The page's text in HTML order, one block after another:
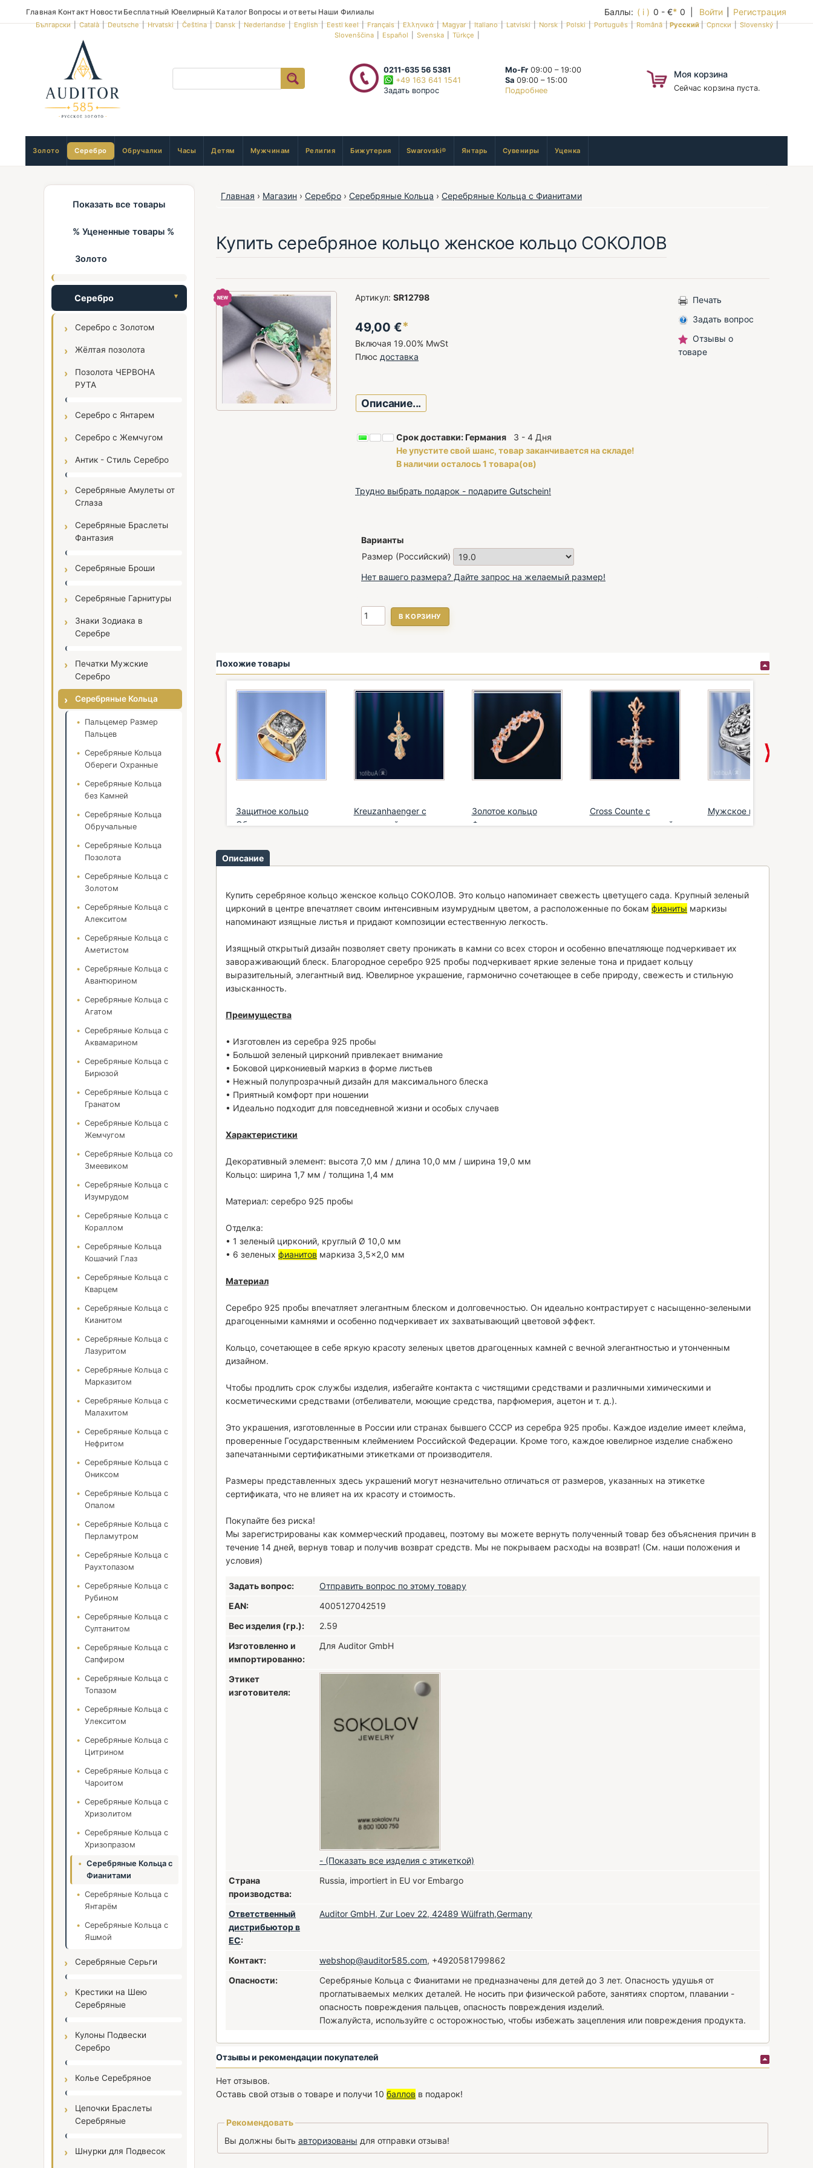
Главная Контакт Новости Бесплатный Ювелирный Каталог Вопросы и ответы Наши Филиалы Баллы: ( i ) 0 - €* 0 | Войти Регистрация
Български|Català|Deutsche|Hrvatski|Čeština|Dansk|Nederlandse|English|Eesti keel|Français|Ελληνικά|Magyar|Italiano|Latviski|Norsk|Polski|Português|Română|Русский|Српски|Slovenský|
Slovenščina
Español Svenska Türkçe
0211-635 56 5381
+49 163 641 1541
Задать вопрос
Mo-Fr09:00 – 19:00
Sa09:00 – 15:00
Подробнее
Моя корзина
Сейчас корзина пуста.
Золото Серебро Обручалки Часы Детям Мужчинам Религия Бижутерия Swarovski® Янтарь Сувениры Уценка
Показать все товары
% Уцененные товары %
Золото
Серебро
Серебро с Золотом
Жёлтая позолота
Позолота ЧЕРВОНА
РУТА
Серебро с Янтарем
Серебро с Жемчугом
Антик - Стиль Серебро
Серебряные Амулеты от
Сглаза
Серебряные Браслеты
Фантазия
Серебряные Броши
Серебряные Гарнитуры
Знаки Зодиака в
Серебре
Печатки Мужские
Серебро
Серебряные Кольца
Пальцемер Размер
Пальцев
Серебряные Кольца
Обереги Охранные
Серебряные Кольца
без Камней
Серебряные Кольца
Обручальные
Серебряные Кольца
Позолота
Серебряные Кольца с
Золотом
Серебряные Кольца с
Алекситом
Серебряные Кольца с
Аметистом
Серебряные Кольца с
Авантюрином
Серебряные Кольца с
Агатом
Серебряные Кольца с
Аквамарином
Серебряные Кольца с
Бирюзой
Серебряные Кольца с
Гранатом
Серебряные Кольца с
Жемчугом
Серебряные Кольца со
Змеевиком
Серебряные Кольца с
Изумрудом
Серебряные Кольца с
Кораллом
Серебряные Кольца
Кошачий Глаз
Серебряные Кольца с
Кварцем
Серебряные Кольца с
Кианитом
Серебряные Кольца с
Лазуритом
Серебряные Кольца с
Марказитом
Серебряные Кольца с
Малахитом
Серебряные Кольца с
Нефритом
Серебряные Кольца с
Ониксом
Серебряные Кольца с
Опалом
Серебряные Кольца с
Перламутром
Серебряные Кольца с
Раухтопазом
Серебряные Кольца с
Рубином
Серебряные Кольца с
Султанитом
Серебряные Кольца с
Сапфиром
Серебряные Кольца с
Топазом
Серебряные Кольца с
Улекситом
Серебряные Кольца с
Цитрином
Серебряные Кольца с
Чароитом
Серебряные Кольца с
Хризолитом
Серебряные Кольца с
Хризопразом
Серебряные Кольца с
Фианитами
Серебряные Кольца с
Янтарём
Серебряные Кольца с
Яшмой
Серебряные Серьги
Крестики на Шею
Серебряные
Кулоны Подвески
Серебро
Колье Серебряное
Цепочки Браслеты
Серебряные
Шнурки для Подвесок
Главная › Магазин › Серебро › Серебряные Кольца › Серебряные Кольца с Фианитами
Купить серебряное кольцо женское кольцо СОКОЛОВ
Артикул: SR12798
49,00 €*
Включая 19.00% MwSt
Плюс доставка
Описание...
Срок доставки: Германия 3 - 4 Дня
Не упустите свой шанс, товар заканчивается на складе!
В наличии осталось 1 товара(ов)
Трудно выбрать подарок - подарите Gutschein!
Печать
Задать вопрос
Отзывы о
товаре
Варианты
Размер (Российский)
Нет вашего размера? Дайте запрос на желаемый размер!
В КОРЗИНУ
Похожие товары
цирконией и распя...
Кольцо с гематитом
10,00 €
Защитное кольцо
Оберег из позоло...
Kreuzanhaenger с
цирконией и рас...
Золотое кольцо
Фианиты
Cross Counte с
цирконием русский...
Мужское кольцо из
русского сереб...
Описание
Купить серебряное кольцо женское кольцо СОКОЛОВ. Это кольцо напоминает свежесть цветущего сада. Крупный зеленый
цирконий в центре впечатляет своим интенсивным изумрудным цветом, а расположенные по бокам фианиты маркизы
напоминают изящные листья и придают композиции естественную легкость.
Изящный открытый дизайн позволяет свету проникать в камни со всех сторон и особенно впечатляюще подчеркивает их
завораживающий блеск. Благородное серебро 925 пробы подчеркивает яркие зеленые тона и придает кольцу
выразительный, элегантный вид. Ювелирное украшение, гармонично сочетающее в себе природу, свежесть и стильную
изысканность.
Преимущества
• Изготовлен из серебра 925 пробы
• Большой зеленый цирконий привлекает внимание
• Боковой циркониевый маркиз в форме листьев
• Нежный полупрозрачный дизайн для максимального блеска
• Приятный комфорт при ношении
• Идеально подходит для повседневной жизни и особых случаев
Характеристики
Декоративный элемент: высота 7,0 мм / длина 10,0 мм / ширина 19,0 мм
Кольцо: ширина 1,7 мм / толщина 1,4 мм
Материал: серебро 925 пробы
Отделка:
• 1 зеленый цирконий, круглый Ø 10,0 мм
• 6 зеленых фианитов маркиза 3,5×2,0 мм
Материал
Серебро 925 пробы впечатляет элегантным блеском и долговечностью. Он идеально контрастирует с насыщенно-зелеными
драгоценными камнями и особенно подчеркивает их захватывающий цветовой эффект.
Кольцо, сочетающее в себе яркую красоту зеленых цветов драгоценных камней с вечной элегантностью и утонченным
дизайном.
Чтобы продлить срок службы изделия, избегайте контакта с чистящими средствами и различными химическими и
косметическими средствами (отбеливатели, моющие средства, парфюмерия, ацетон и т. д.).
Это украшения, изготовленные в России или странах бывшего СССР из серебра 925 пробы. Каждое изделие имеет клейма,
проверенные Государственным клеймением Российской Федерации. Кроме того, каждое ювелирное изделие снабжено
запечатанными сертификатными этикетками от производителя.
Размеры представленных здесь украшений могут незначительно отличаться от размеров, указанных на этикетке
сертификата, что не влияет на их красоту и стоимость.
Покупайте без риска!
Мы зарегистрированы как коммерческий продавец, поэтому вы можете вернуть полученный товар без объяснения причин в
течение 14 дней, вернув товар и получив возврат средств. Мы не покрываем расходы на возврат! (См. наши положения и
условия)
Задать вопрос:
Отправить вопрос по этому товару
EAN:
4005127042519
Вес изделия (гр.):
2.59
Изготовленно и
импортированно:
Для Auditor GmbH
Этикет
изготовителя:
- (Показать все изделия с этикеткой)
Страна
производства:
Russia, importiert in EU vor Embargo
Ответственный
дистрибьютор в
ЕС:
Auditor GmbH, Zur Loev 22, 42489 Wülfrath,Germany
Контакт: webshop@auditor585.com, +4920581799862
Опасности:
Серебряные Кольца с Фианитами не предназначены для детей до 3 лет. Опасность удушья от
проглатываемых мелких деталей. Не носить при физической работе, занятиях спортом, плавании -
опасность повреждения пальцев, опасность повреждения изделий.
Пожалуйста, используйте с осторожностью, чтобы избежать зацепления или повреждения продукта.
Отзывы и рекомендации покупателей
Нет отзывов.
Оставь свой отзыв о товаре и получи 10 баллов в подарок!
Рекомендовать
Вы должны быть авторизованы для отправки отзыва!